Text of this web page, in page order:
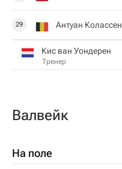
29 Антуан Колассен
Кис ван Уондерен
Тренер
Валвейк
На поле